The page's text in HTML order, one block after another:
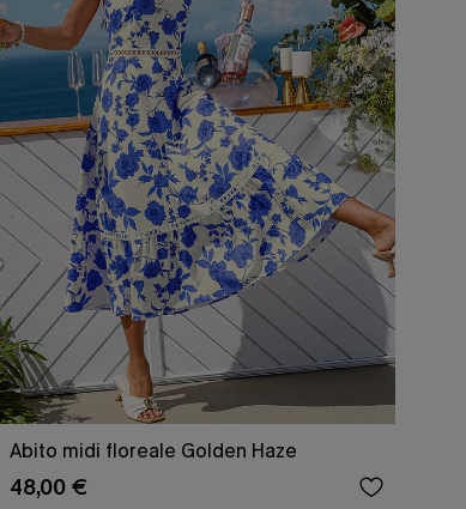
Abito midi floreale Golden Haze
48,00 €